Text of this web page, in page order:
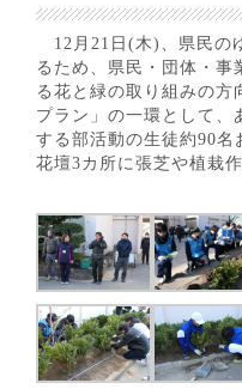
12月21日(木)、県民の
るため、県民・団体・事
る花と緑の取り組みの方
プラン」の一環として、
する部活動の生徒約90名
花壇3カ所に張芝や植栽